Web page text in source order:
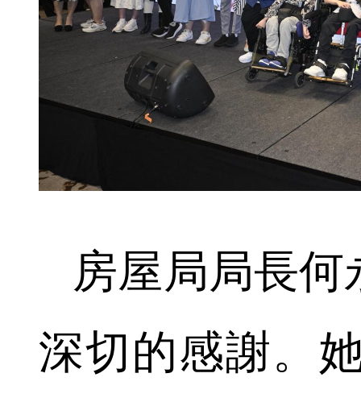
房屋局局長何
深切的感謝。